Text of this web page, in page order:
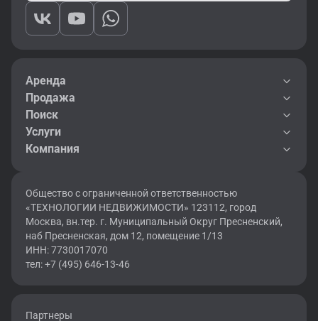
Аренда
Продажа
Поиск
Услуги
Компания
Общество с ограниченной ответственностью
«ТЕХНОЛОГИИ НЕДВИЖИМОСТИ» 123112, город
Москва, вн.тер. г. Муниципальный Округ Пресненский,
наб Пресненская, дом 12, помещение 1/13
ИНН: 7730017070
тел: +7 (495) 646-13-46
Партнеры